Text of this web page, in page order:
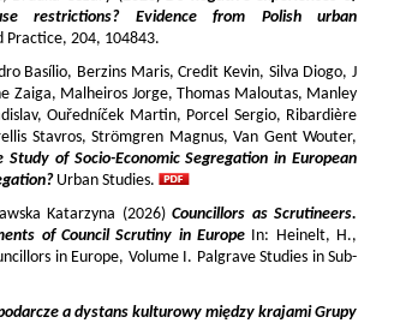
restrictions? Evidence from Polish urban
Practice, 204, 104843.
Basílio, Berzins Maris, Credit Kevin, Silva Diogo, J
Zaiga, Malheiros Jorge, Thomas Maloutas, Manley
Ouředníček Martin, Porcel Sergio, Ribardière
Stavros, Strömgren Magnus, Van Gent Wouter,
Study of Socio-Economic Segregation in European
Urban Studies.
Katarzyna (2026) Councillors as Scrutineers.
of Council Scrutiny in EuropeIn: Heinelt, H.,
in Europe, Volume I. Palgrave Studies in Sub-
a dystans kulturowy między krajami Grupy